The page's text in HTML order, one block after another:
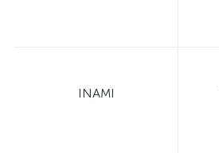
INAMI